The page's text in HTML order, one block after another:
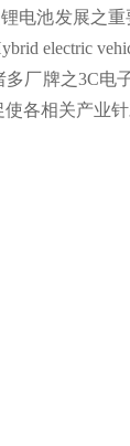
电池发展之重
electric
多厂牌之3C电
各相关产业